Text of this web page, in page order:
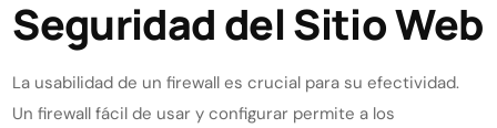
Seguridad del Sitio Web
La usabilidad de un firewall es crucial para su efectividad.
Un firewall fácil de usar y configurar permite a los